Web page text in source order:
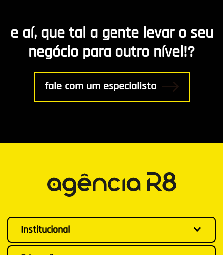
R8 Indica
Gestão
e aí, que tal a gente levar o seu
negócio para outro nível!?
fale com um especialista
Institucional